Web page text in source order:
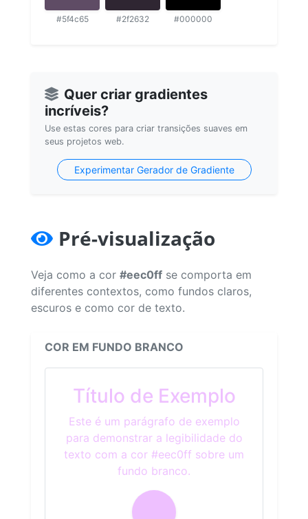
#5f4c65 #2f2632 #000000
Quer criar gradientes
incríveis?
Use estas cores para criar transições suaves em
seus projetos web.
Experimentar Gerador de Gradiente
Pré-visualização
Veja como a cor #eec0ff se comporta em
diferentes contextos, como fundos claros,
escuros e como cor de texto.
COR EM FUNDO BRANCO
Título de Exemplo
Este é um parágrafo de exemplo
para demonstrar a legibilidade do
texto com a cor #eec0ff sobre um
fundo branco.